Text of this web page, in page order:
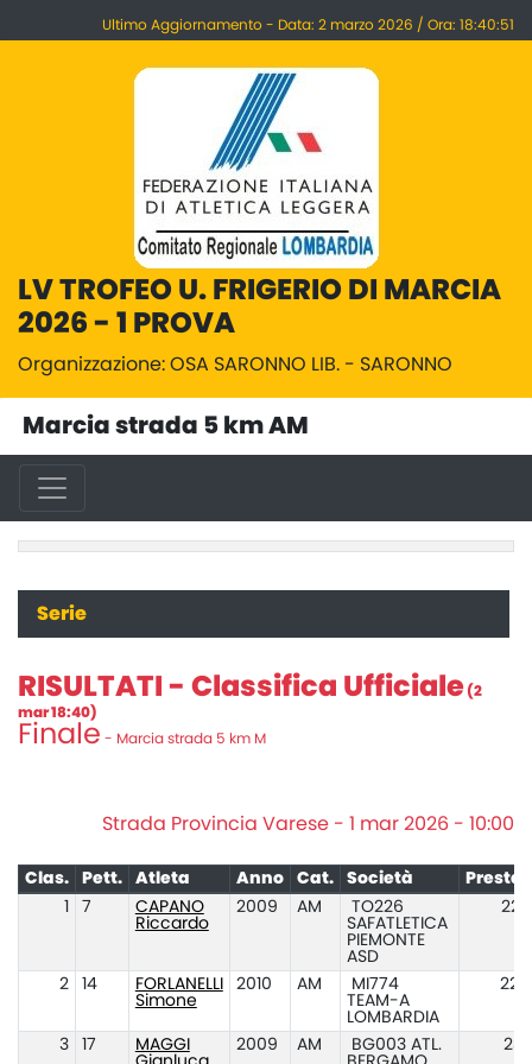
Ultimo Aggiornamento - Data: 2 marzo 2026 / Ora: 18:40:51
LV TROFEO U. FRIGERIO DI MARCIA
2026 - 1 PROVA
Organizzazione: OSA SARONNO LIB. - SARONNO
Marcia strada 5 km AM
Serie
RISULTATI - Classifica Ufficiale (2
mar 18:40)
Finale - Marcia strada 5 km M
Strada Provincia Varese - 1 mar 2026 - 10:00
Clas. Pett. Atleta Anno Cat. Società
7
CAPANO
Riccardo
2009 AM
TO226
SAFATLETICA
PIEMONTE
ASD
2 14
FORLANELLI
Simone
2010 AM
MI774
TEAM-A
LOMBARDIA
3 17
MAGGI
2009 AM
BG003 ATL.